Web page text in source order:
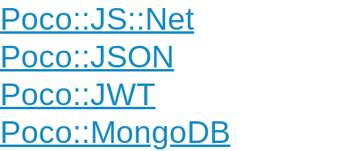
Poco::JS::Net
Poco::JSON
Poco::JWT
Poco::MongoDB